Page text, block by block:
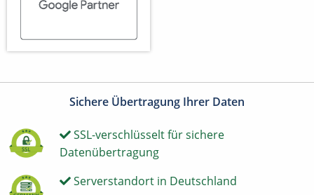
Sichere Übertragung Ihrer Daten
SSL-verschlüsselt für sichere
Datenübertragung
Serverstandort in Deutschland